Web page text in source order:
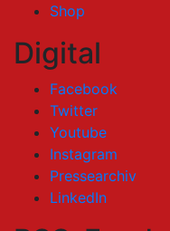
Shop
Digital
Facebook
Twitter
Youtube
Instagram
Pressearchiv
LinkedIn